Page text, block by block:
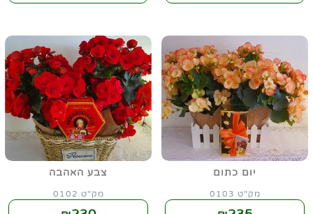
יום כתום
מק"ט 0103
צבע האהבה
מק"ט 0102